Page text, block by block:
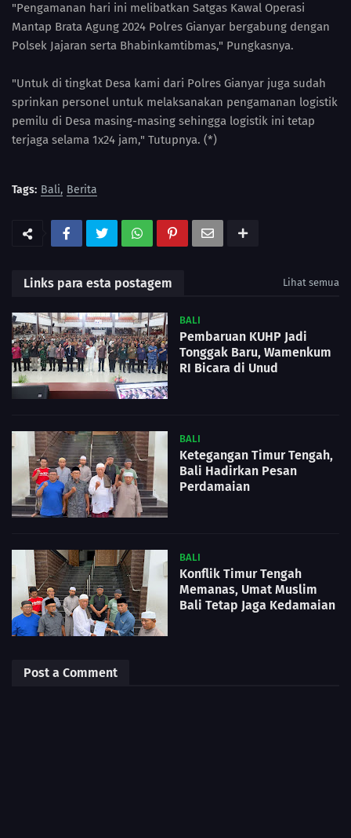
"Pengamanan hari ini melibatkan Satgas Kawal Operasi
Mantap Brata Agung 2024 Polres Gianyar bergabung dengan
Polsek Jajaran serta Bhabinkamtibmas," Pungkasnya.
"Untuk di tingkat Desa kami dari Polres Gianyar juga sudah
sprinkan personel untuk melaksanakan pengamanan logistik
pemilu di Desa masing-masing sehingga logistik ini tetap
terjaga selama 1x24 jam," Tutupnya. (*)
Tags: Bali Berita
Links para esta postagem Lihat semua
BALI
Pembaruan KUHP Jadi
Tonggak Baru, Wamenkum
RI Bicara di Unud
BALI
Ketegangan Timur Tengah,
Bali Hadirkan Pesan
Perdamaian
BALI
Konflik Timur Tengah
Memanas, Umat Muslim
Bali Tetap Jaga Kedamaian
Post a Comment